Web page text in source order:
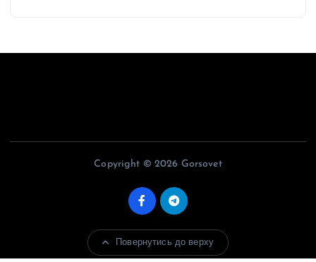
Copyright © 2026 Gorsovet
Повернутись до верху